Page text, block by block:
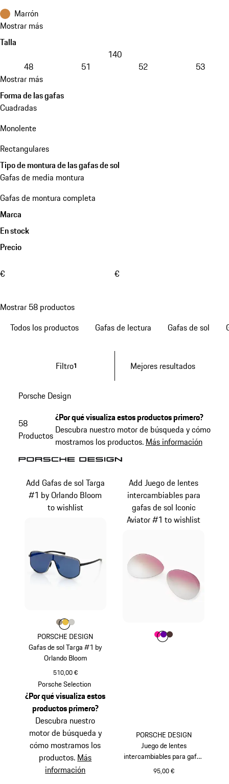
Marrón
Mostrar más
Talla
140
48
51 52
53
Mostrar más
Forma de las gafas
Cuadradas
Monolente
Rectangulares
Tipo de montura de las gafas de sol
Gafas de media montura
Gafas de montura completa
Marca
En stock
Precio
€ €
Mostrar 58 productos
Todos los productos
Gafas de lectura Gafas de sol
Filtro1 Mejores resultados
Porsche Design
58
Productos
¿Por qué visualiza estos productos primero?
Descubra nuestro motor de búsqueda y cómo
mostramos los productos. Más información
PORSCHE DESIGN
Gafas de sol Targa #1 by
Orlando Bloom
510,00 €
Gris Paladio Metalizado
Add Gafas de sol Targa
#1 by Orlando Bloom
to wishlist
Color
Color
ColorColor
Porsche Selection
¿Por qué visualiza estos
productos primero?
Descubra nuestro
motor de búsqueda y
cómo mostramos los
productos. Más
información
PORSCHE DESIGN
Juego de lentes
intercambiables para gafas
de sol Iconic Aviator #1
95,00 €
Add Juego de lentes
intercambiables para
gafas de sol Iconic
Aviator #1 to wishlist
Color
Color
ColorColor